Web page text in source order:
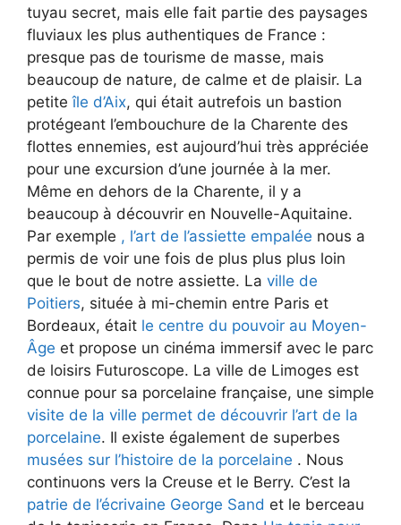
tuyau secret, mais elle fait partie des paysages
fluviaux les plus authentiques de France :
presque pas de tourisme de masse, mais
beaucoup de nature, de calme et de plaisir. La
petiteîle d’Aix, qui était autrefois un bastion
protégeant l’embouchure de la Charente des
flottes ennemies, est aujourd’hui très appréciée
pour une excursion d’une journée à la mer.
Même en dehors de la Charente, il y a
beaucoup à découvrir en Nouvelle-Aquitaine.
Par exemple , l’art de l’assiette empalée nous a
permis de voir une fois de plus plus plus loin
que le bout de notre assiette. La ville de
Poitiers, située à mi-chemin entre Paris et
Bordeaux, était le centre du pouvoir au Moyen-
Âge et propose un cinéma immersif avec le parc
de loisirs Futuroscope. La ville de Limoges est
connue pour sa porcelaine française, une simple
visite de la ville permet de découvrir l’art de la
porcelaine. Il existe également de superbes
musées sur l’histoire de la porcelaine . Nous
continuons vers la Creuse et le Berry. C’est la
patrie de l’écrivaine George Sand et le berceau